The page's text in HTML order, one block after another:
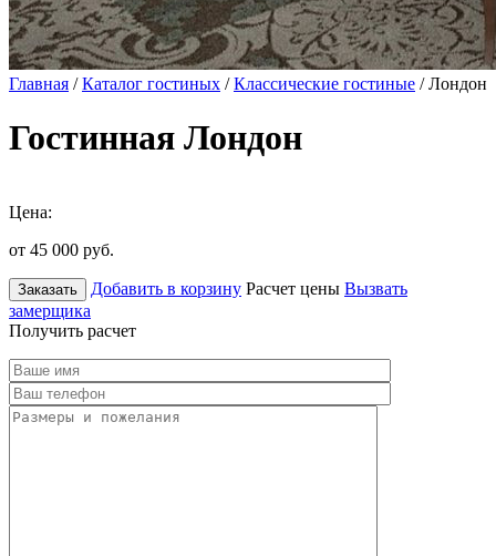
Главная /Каталог гостиных /Классические гостиные / Лондон
Гостинная Лондон
Цена:
от 45 000 руб.
Заказать Добавить в корзину Расчет цены Вызвать
замерщика
Получить расчет